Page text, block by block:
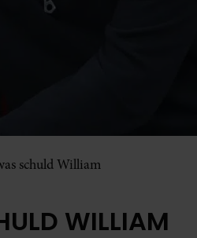
schuld William
WILLIAM